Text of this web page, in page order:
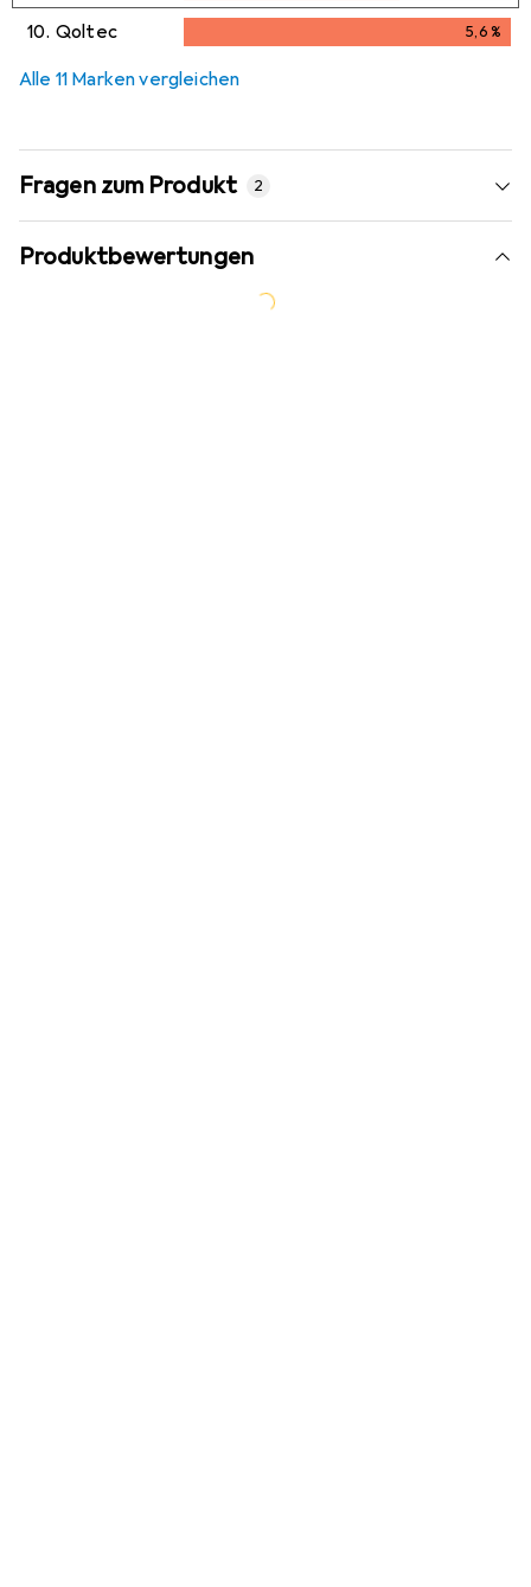
10. Qoltec 5,6%
Alle 11 Marken vergleichen
Fragen zum Produkt 2
Produktbewertungen